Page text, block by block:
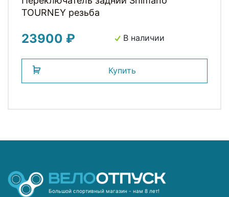
TOURNEY резьба
23900 ₽ В наличии
Купить
Большой спортивный магазин - нам 8 лет!